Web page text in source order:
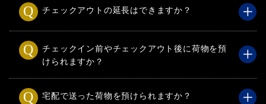
チェックアウトの延長はできますか？
チェックイン前やチェックアウト後に荷物を預
けられますか？
宅配で送った荷物を預けられますか？